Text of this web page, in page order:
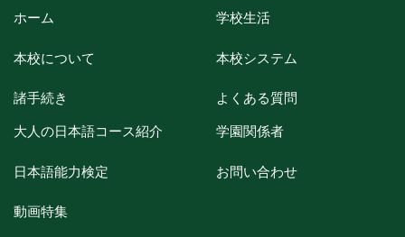
ホーム
本校について
諸手続き
学校生活
本校システム
よくある質問
大人の日本語コース紹介
日本語能力検定
動画特集
学園関係者
お問い合わせ